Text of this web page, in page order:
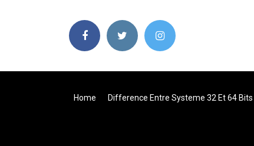
Home Difference Entre Systeme 32 Et 64 Bits